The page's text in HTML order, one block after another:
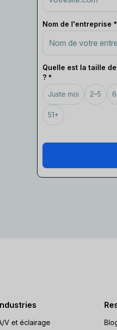
Nom de l'entreprise *
Quelle est la taille
? *
Juste moi
2–5
51+
V et éclairage